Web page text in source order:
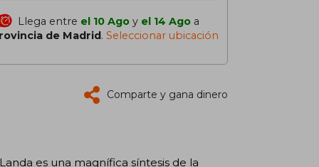
Llega entre el 10 Ago y el 14 Ago a
de Madrid. Seleccionar ubicación
Comparte y gana dinero
es una magnífica síntesis de la